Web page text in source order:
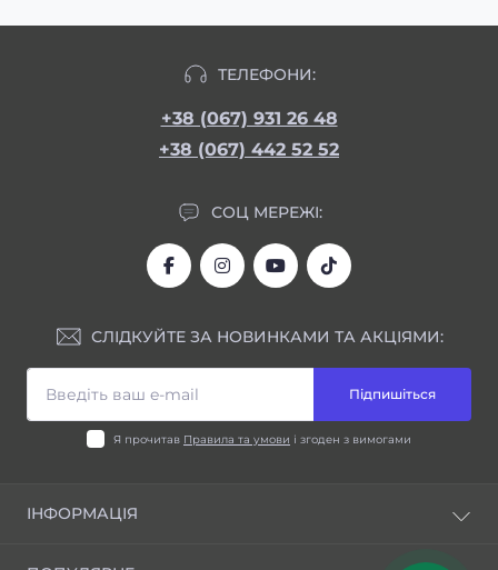
ТЕЛЕФОНИ:
+38 (067) 931 26 48
+38 (067) 442 52 52
СОЦ МЕРЕЖІ:
СЛІДКУЙТЕ ЗА НОВИНКАМИ ТА АКЦІЯМИ:
Підпишіться
Я прочитав Правила та умови і згоден з вимогами
ІНФОРМАЦІЯ